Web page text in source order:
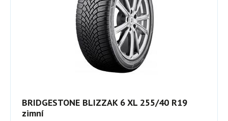
BRIDGESTONE BLIZZAK 6 XL 255/40 R19
zimní